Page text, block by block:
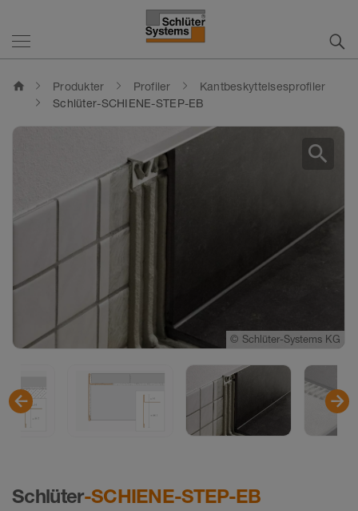
home Produkter Profiler
Kantbeskyttelsesprofiler
Schlüter-SCHIENE-STEP-EB
Schlüter-SCHIENE-STEP-EB
© Schlüter-Systems KG
© Schlüter-Systems KG
© Schlüter-Systems KG
© Schlüter-Systems KG
© Schlüter-Systems KG
© Schlüter-Systems KG
search